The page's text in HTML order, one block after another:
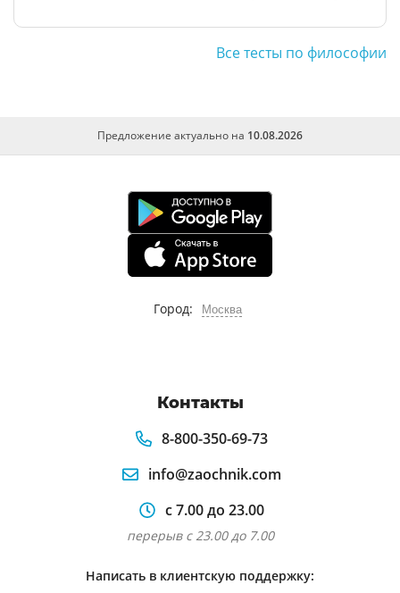
Все тесты по философии
Предложение актуально на 10.08.2026
Город: Москва
Контакты
8-800-350-69-73
info@zaochnik.com
с 7.00 до 23.00
перерыв с 23.00 до 7.00
Написать в клиентскую поддержку: